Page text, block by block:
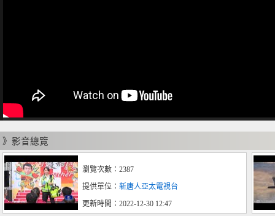
》影音總覽
瀏覽次數：2387
提供單位： 新唐人亞太電視台
更新時間：2022-12-30 12:47